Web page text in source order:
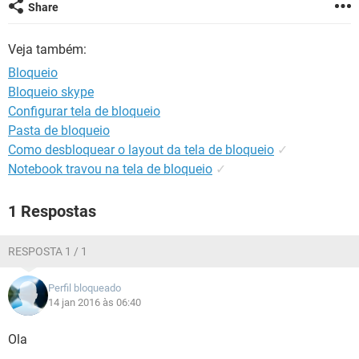
Share
Veja também:
Bloqueio
Bloqueio skype
Configurar tela de bloqueio
Pasta de bloqueio
Como desbloquear o layout da tela de bloqueio ✓
Notebook travou na tela de bloqueio ✓
1 Respostas
RESPOSTA 1 / 1
Perfil bloqueado
14 jan 2016 às 06:40
Ola